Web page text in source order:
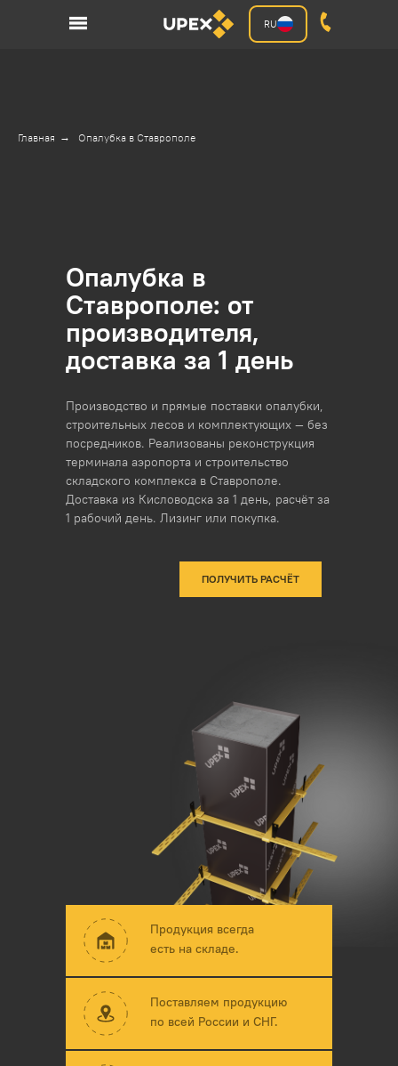
RU
Главная → Опалубка в Ставрополе
Опалубка в
Ставрополе: от
производителя,
доставка за 1 день
Производство и прямые поставки опалубки,
строительных лесов и комплектующих — без
посредников. Реализованы реконструкция
терминала аэропорта и строительство
складского комплекса в Ставрополе.
Доставка из Кисловодска за 1 день, расчёт за
1 рабочий день. Лизинг или покупка.
ПОЛУЧИТЬ РАСЧЁТ
Поставляем продукцию
по всей России и СНГ.
Продукция всегда
есть на складе.